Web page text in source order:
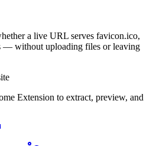
a live URL serves favicon.ico,
— without uploading files or leaving
Extension to extract, preview, and